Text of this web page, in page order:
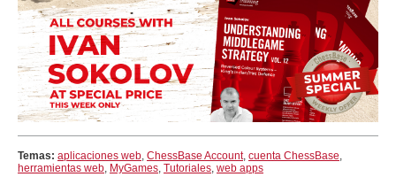
Temas: aplicaciones web, ChessBase Account, cuenta ChessBase,
herramientas web, MyGames, Tutoriales, web apps